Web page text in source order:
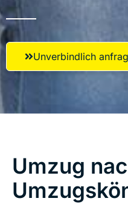
Unverbindlich
Umzug